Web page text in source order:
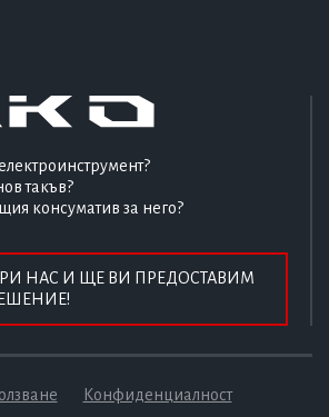
такъв?
консуматив за него?
НАС И ЩЕ ВИ ПРЕДОСТАВИМ
Конфиденциалност